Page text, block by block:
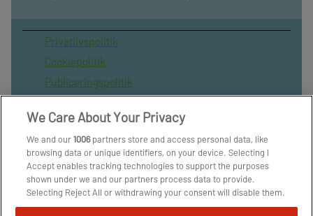
Privatilvspolitik
Cookiepolitik
Publiceringspolitik
Spil ansvarligt
Administrer samtykke
Arkiv
Om os
We Care About Your Privacy
We and our1006partners store and access personal data, like
browsing data or unique identifiers, on your device. Selecting I
Accept enables tracking technologies to support the purposes
shown under we and our partners process data to provide.
Selecting Reject All or withdrawing your consent will disable them.
If trackers are disabled, some content and ads you see may not be